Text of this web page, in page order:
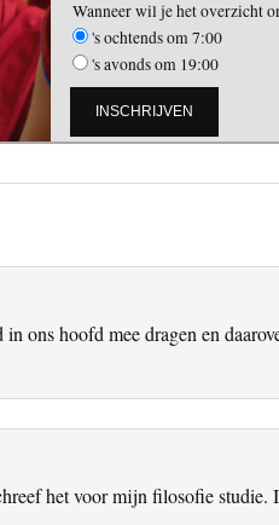
Wanneer wil je het overzicht
's ochtends om 7:00
's avonds om 19:00
ons hoofd mee dragen en
het voor mijn filosofie